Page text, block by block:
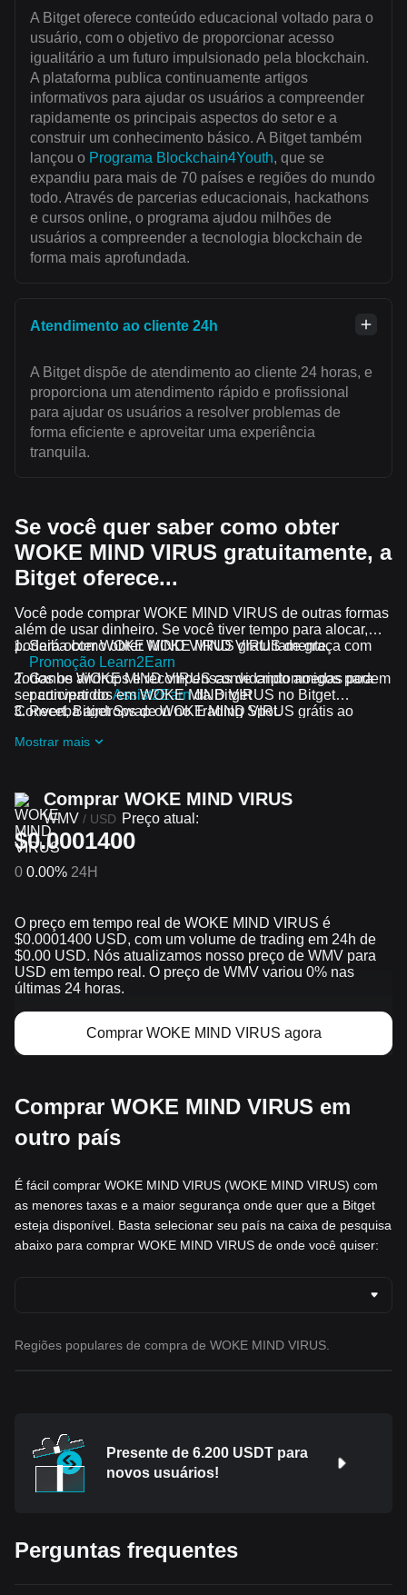
A Bitget oferece conteúdo educacional voltado para o
usuário, com o objetivo de proporcionar acesso
igualitário a um futuro impulsionado pela blockchain.
A plataforma publica continuamente artigos
informativos para ajudar os usuários a compreender
rapidamente os principais aspectos do setor e a
construir um conhecimento básico. A Bitget também
lançou o Programa Blockchain4Youth, que se
expandiu para mais de 70 países e regiões do mundo
todo. Através de parcerias educacionais, hackathons
e cursos online, o programa ajudou milhões de
usuários a compreender a tecnologia blockchain de
forma mais aprofundada.
Atendimento ao cliente 24h
A Bitget dispõe de atendimento ao cliente 24 horas, e
proporciona um atendimento rápido e profissional
para ajudar os usuários a resolver problemas de
forma eficiente e aproveitar uma experiência
tranquila.
Se você quer saber como obter
WOKE MIND VIRUS gratuitamente, a
Bitget oferece...
Você pode comprar WOKE MIND VIRUS de outras formas
além de usar dinheiro. Se você tiver tempo para alocar,
poderá obter WOKE MIND VIRUS gratuitamente.
Saiba como obter WOKE MIND VIRUS de graça com
Promoção Learn2Earn
Ganhe WOKE MIND VIRUS convidando amigos para
participar doAssist2Earnda Bitget
Receba airdrops de WOKE MIND VIRUS grátis ao
Todos os airdrops e recompensas de criptomoedas podem
ser convertidos em WOKE MIND VIRUS no Bitget
Convert, Bitget Swap ou no Trading Spot.
Mostrar mais
Comprar WOKE MIND VIRUS
WMV / USD Preço atual:
$0.0001400
0 0.00% 24H
O preço em tempo real de WOKE MIND VIRUS é
$0.0001400 USD, com um volume de trading em 24h de
$0.00 USD. Nós atualizamos nosso preço de WMV para
USD em tempo real. O preço de WMV variou 0% nas
últimas 24 horas.
Comprar WOKE MIND VIRUS agora
Comprar WOKE MIND VIRUS em
outro país
É fácil comprar WOKE MIND VIRUS (WOKE MIND VIRUS) com
as menores taxas e a maior segurança onde quer que a Bitget
esteja disponível. Basta selecionar seu país na caixa de pesquisa
abaixo para comprar WOKE MIND VIRUS de onde você quiser:
Regiões populares de compra de WOKE MIND VIRUS.
Presente de 6.200 USDT para
novos usuários!
Perguntas frequentes